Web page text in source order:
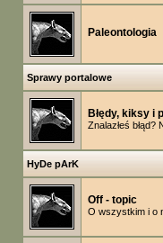
Paleontologia
Sprawy portalowe
Błędy, kiksy i
Znalazłeś błąd?
HyDe pArK
Off - topic
O wszystkim i o